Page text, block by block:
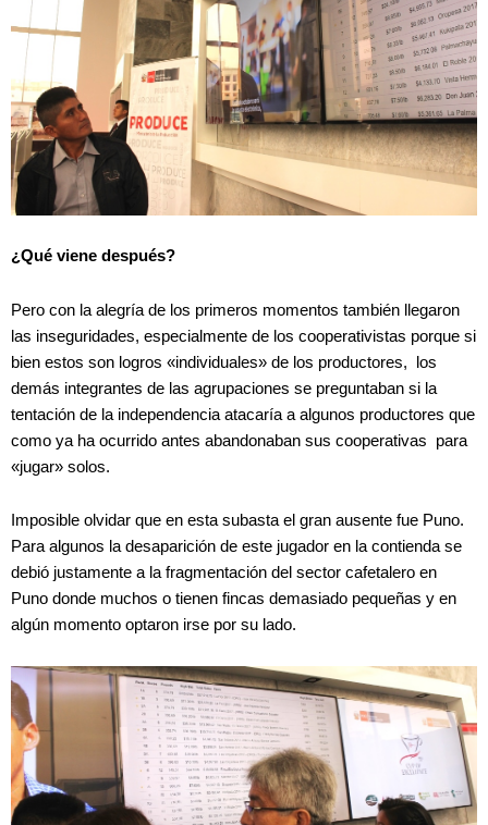
¿Qué viene después?
Pero con la alegría de los primeros momentos también llegaron
las inseguridades, especialmente de los cooperativistas porque si
bien estos son logros «individuales» de los productores, los
demás integrantes de las agrupaciones se preguntaban si la
tentación de la independencia atacaría a algunos productores que
como ya ha ocurrido antes abandonaban sus cooperativas para
«jugar» solos.
Imposible olvidar que en esta subasta el gran ausente fue Puno.
Para algunos la desaparición de este jugador en la contienda se
debió justamente a la fragmentación del sector cafetalero en
Puno donde muchos o tienen fincas demasiado pequeñas y en
algún momento optaron irse por su lado.